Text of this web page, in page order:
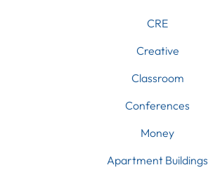
CRE
Creative
Classroom
Conferences
Money
Apartment Buildings